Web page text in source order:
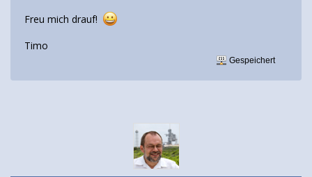
Freu mich drauf!
Timo
Gespeichert